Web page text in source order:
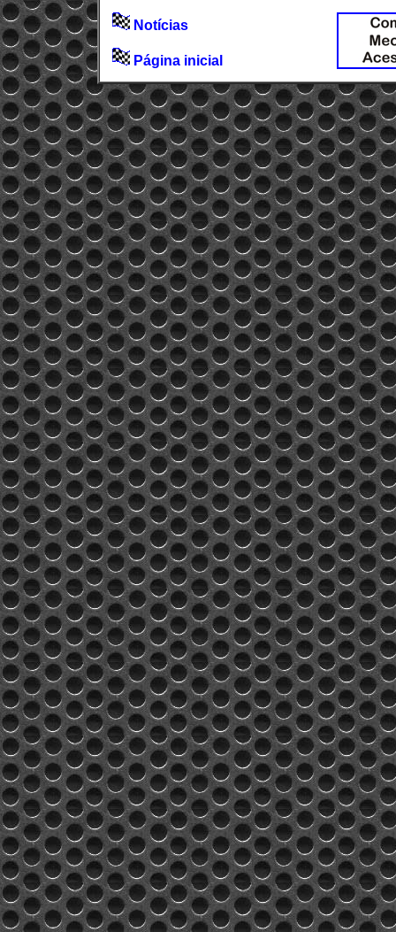
Notícias
Página inicial